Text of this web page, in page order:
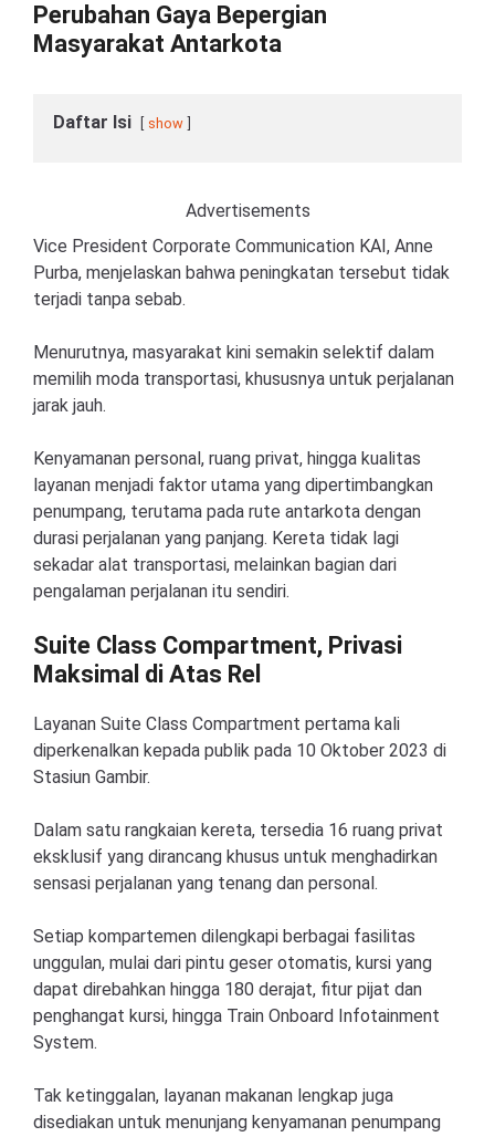
Perubahan Gaya Bepergian
Masyarakat Antarkota
Daftar Isi show
Advertisements
Vice President Corporate Communication KAI, Anne
Purba, menjelaskan bahwa peningkatan tersebut tidak
terjadi tanpa sebab.
Menurutnya, masyarakat kini semakin selektif dalam
memilih moda transportasi, khususnya untuk perjalanan
jarak jauh.
Kenyamanan personal, ruang privat, hingga kualitas
layanan menjadi faktor utama yang dipertimbangkan
penumpang, terutama pada rute antarkota dengan
durasi perjalanan yang panjang. Kereta tidak lagi
sekadar alat transportasi, melainkan bagian dari
pengalaman perjalanan itu sendiri.
Suite Class Compartment, Privasi
Maksimal di Atas Rel
Layanan Suite Class Compartment pertama kali
diperkenalkan kepada publik pada 10 Oktober 2023 di
Stasiun Gambir.
Dalam satu rangkaian kereta, tersedia 16 ruang privat
eksklusif yang dirancang khusus untuk menghadirkan
sensasi perjalanan yang tenang dan personal.
Setiap kompartemen dilengkapi berbagai fasilitas
unggulan, mulai dari pintu geser otomatis, kursi yang
dapat direbahkan hingga 180 derajat, fitur pijat dan
penghangat kursi, hingga Train Onboard Infotainment
System.
Tak ketinggalan, layanan makanan lengkap juga
disediakan untuk menunjang kenyamanan penumpang